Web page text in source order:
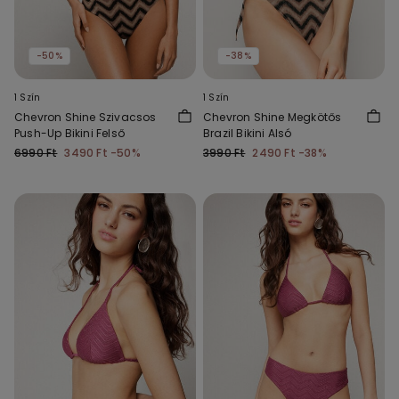
-50%
1 Szín
Chevron Shine Szivacsos
Push-Up Bikini Felső
6990 Ft 3490 Ft -50%
-38%
1 Szín
Chevron Shine Megkötős
Brazil Bikini Alsó
3990 Ft 2490 Ft -38%